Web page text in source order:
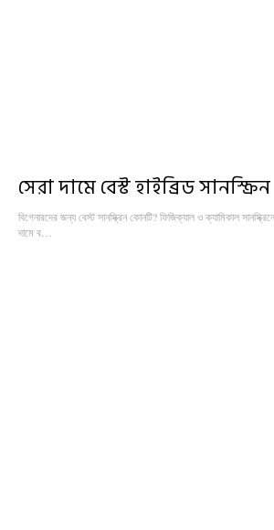
সেরা দামে বেস্ট হাইব্রিড সানস্ক্রিন
বিগেনারদের জন্য বেস্ট সানস্ক্রিন কোনটি? ফিজিক্যাল ও ক্যামিকাল
দামে ব…